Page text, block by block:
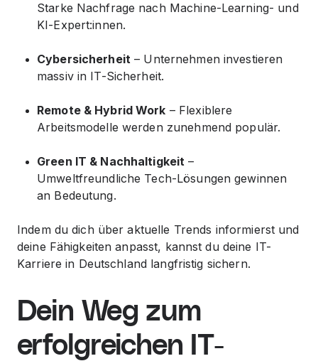
Starke Nachfrage nach Machine-Learning- und
KI-Expert:innen.
Cybersicherheit– Unternehmen investieren
massiv in IT-Sicherheit.
Remote & Hybrid Work – Flexiblere
Arbeitsmodelle werden zunehmend populär.
Green IT & Nachhaltigkeit –
Umweltfreundliche Tech-Lösungen gewinnen
an Bedeutung.
Indem du dich über aktuelle Trends informierst und
deine Fähigkeiten anpasst, kannst du deine IT-
Karriere in Deutschland langfristig sichern.
Dein Weg zum
erfolgreichen IT-